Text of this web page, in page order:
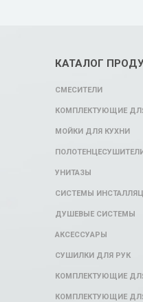
КАТАЛОГ
СМЕСИТЕЛИ
КОМПЛЕКТУЮЩИЕ
МОЙКИ ДЛЯ КУХНИ
УНИТАЗЫ
СИСТЕМЫ
ДУШЕВЫЕ СИСТЕМЫ
АКСЕССУАРЫ
СУШИЛКИ ДЛЯ РУК
КОМПЛЕКТУЮЩИЕ
КОМПЛЕКТУЮЩИЕ